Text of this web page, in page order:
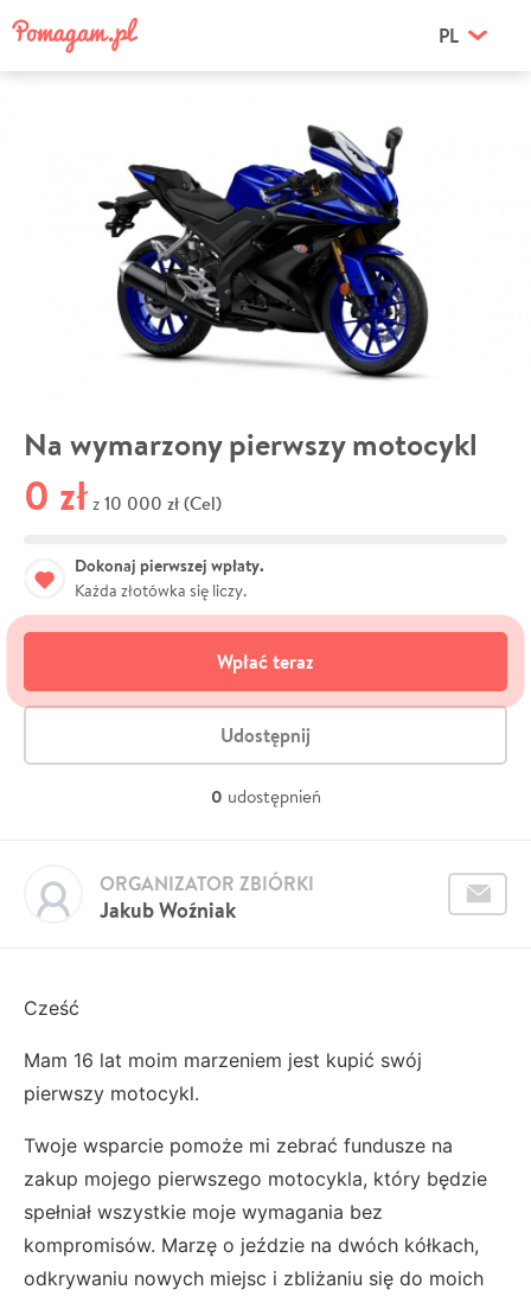
PL
Na wymarzony pierwszy motocykl
0 zł z 10 000 zł (Cel)
Dokonaj pierwszej wpłaty.
Każda złotówka się liczy.
Wpłać teraz
Udostępnij
0 udostępnień
Jakub Woźniak
ORGANIZATOR ZBIÓRKI
Cześć
Mam 16 lat moim marzeniem jest kupić swój
pierwszy motocykl.
Twoje wsparcie pomoże mi zebrać fundusze na
zakup mojego pierwszego motocykla, który będzie
spełniał wszystkie moje wymagania bez
kompromisów. Marzę o jeździe na dwóch kółkach,
odkrywaniu nowych miejsc i zbliżaniu się do moich